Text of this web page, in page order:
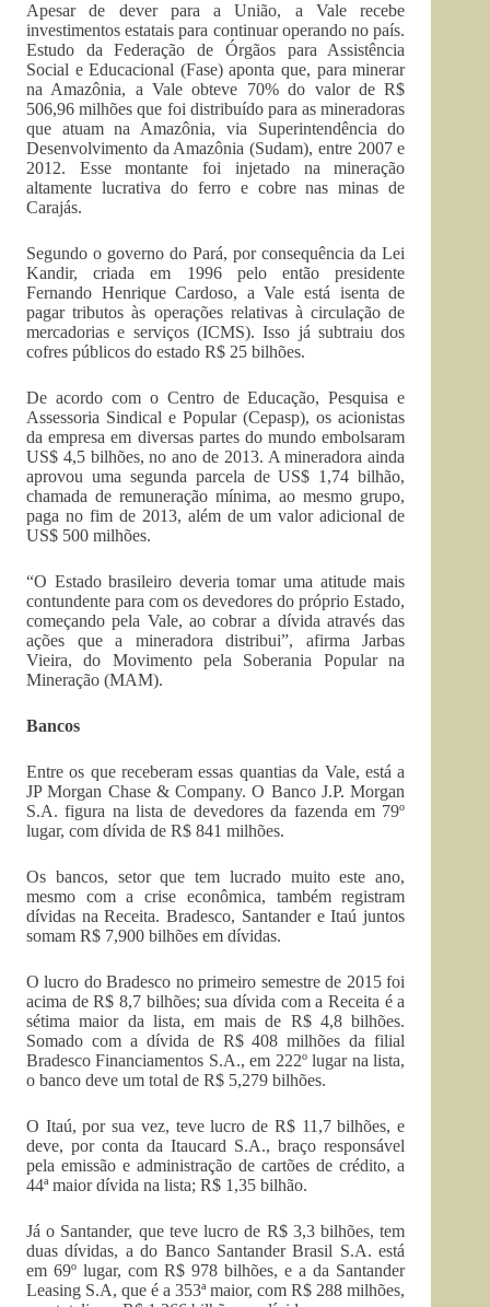
Apesar de dever para a União, a Vale recebe
investimentos estatais para continuar operando no país.
Estudo da Federação de Órgãos para Assistência
Social e Educacional (Fase) aponta que, para minerar
na Amazônia, a Vale obteve 70% do valor de R$
506,96 milhões que foi distribuído para as mineradoras
que atuam na Amazônia, via Superintendência do
Desenvolvimento da Amazônia (Sudam), entre 2007 e
2012. Esse montante foi injetado na mineração
altamente lucrativa do ferro e cobre nas minas de
Carajás.
Segundo o governo do Pará, por consequência da Lei
Kandir, criada em 1996 pelo então presidente
Fernando Henrique Cardoso, a Vale está isenta de
pagar tributos às operações relativas à circulação de
mercadorias e serviços (ICMS). Isso já subtraiu dos
cofres públicos do estado R$ 25 bilhões.
De acordo com o Centro de Educação, Pesquisa e
Assessoria Sindical e Popular (Cepasp), os acionistas
da empresa em diversas partes do mundo embolsaram
US$ 4,5 bilhões, no ano de 2013. A mineradora ainda
aprovou uma segunda parcela de US$ 1,74 bilhão,
chamada de remuneração mínima, ao mesmo grupo,
paga no fim de 2013, além de um valor adicional de
US$ 500 milhões.
“O Estado brasileiro deveria tomar uma atitude mais
contundente para com os devedores do próprio Estado,
começando pela Vale, ao cobrar a dívida através das
ações que a mineradora distribui”, afirma Jarbas
Vieira, do Movimento pela Soberania Popular na
Mineração (MAM).
Bancos
Entre os que receberam essas quantias da Vale, está a
JP Morgan Chase & Company. O Banco J.P. Morgan
S.A. figura na lista de devedores da fazenda em 79º
lugar, com dívida de R$ 841 milhões.
Os bancos, setor que tem lucrado muito este ano,
mesmo com a crise econômica, também registram
dívidas na Receita. Bradesco, Santander e Itaú juntos
somam R$ 7,900 bilhões em dívidas.
O lucro do Bradesco no primeiro semestre de 2015 foi
acima de R$ 8,7 bilhões; sua dívida com a Receita é a
sétima maior da lista, em mais de R$ 4,8 bilhões.
Somado com a dívida de R$ 408 milhões da filial
Bradesco Financiamentos S.A., em 222º lugar na lista,
o banco deve um total de R$ 5,279 bilhões.
O Itaú, por sua vez, teve lucro de R$ 11,7 bilhões, e
deve, por conta da Itaucard S.A., braço responsável
pela emissão e administração de cartões de crédito, a
44ª maior dívida na lista; R$ 1,35 bilhão.
Já o Santander, que teve lucro de R$ 3,3 bilhões, tem
duas dívidas, a do Banco Santander Brasil S.A. está
em 69º lugar, com R$ 978 bilhões, e a da Santander
Leasing S.A, que é a 353ª maior, com R$ 288 milhões,